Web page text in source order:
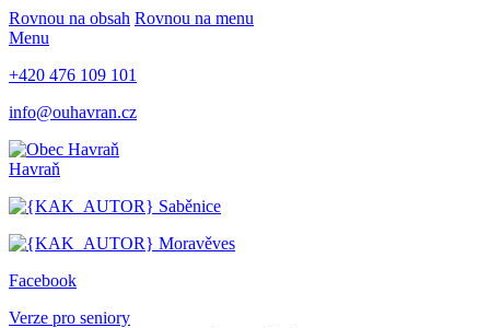
Rovnou na obsah Rovnou na menu
Menu
+420 476 109 101
info@ouhavran.cz
Havraň
Saběnice
Moravěves
Facebook
Verze pro seniory